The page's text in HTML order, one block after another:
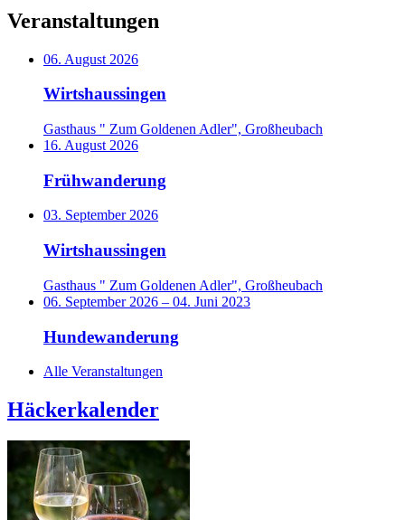
Veranstaltungen
06. August 2026
Wirtshaussingen
Gasthaus " Zum Goldenen Adler", Großheubach
16. August 2026
Frühwanderung
03. September 2026
Wirtshaussingen
Gasthaus " Zum Goldenen Adler", Großheubach
06. September 2026 – 04. Juni 2023
Hundewanderung
Alle Veranstaltungen
Häckerkalender